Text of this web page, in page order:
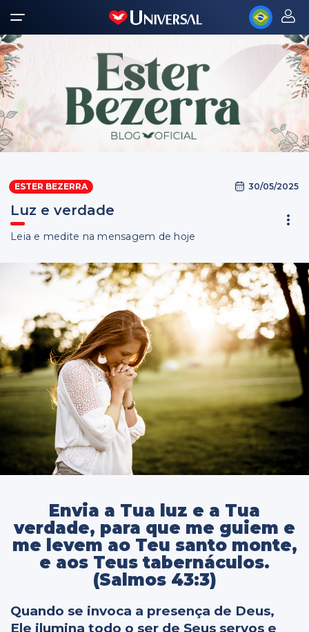
ESTER BEZERRA 30/05/2025
Luz e verdade
Leia e medite na mensagem de hoje
Envia a Tua luz e a Tua
verdade, para que me guiem e
me levem ao Teu santo monte,
e aos Teus tabernáculos.
(Salmos 43:3)
Quando se invoca a presença de Deus,
Ele ilumina todo o ser de Seus servos e